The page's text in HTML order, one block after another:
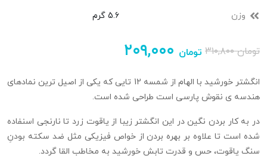
وزن 5.6 گرم
۳۱۰,۸۰۰تومان ۲۰۹,۰۰۰ تومان
انگشتر خورشید با الهام از شمسه 12 تایی که یکی از اصیل ترین نمادهای
هندسه ی نقوش پارسی است طراحی شده است.
در به کار بردن نگین در این انگشتر زیبا از یاقوت زرد تا نارنجی اسنفاده
شده است تا علاوه بر بهره بردن از خواص فیزیکی مثل ضد سکته بودنِ
سنگ یاقوت، حس و قدرت تابش خورشید به مخاطب القا گردد.